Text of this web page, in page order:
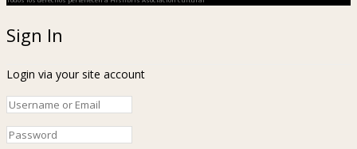
Sign In
Login via your site account